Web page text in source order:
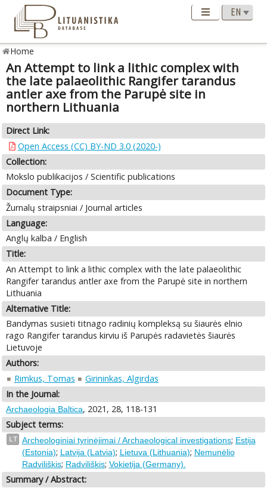
Home
An Attempt to link a lithic complex with
the late palaeolithic Rangifer tarandus
antler axe from the Parupė site in
northern Lithuania
Direct Link:
Open Access (CC) BY-ND 3.0 (2020-)
Collection:
Mokslo publikacijos / Scientific publications
Document Type:
Žurnalų straipsniai / Journal articles
Language:
Anglų kalba / English
Title:
An Attempt to link a lithic complex with the late palaeolithic
Rangifer tarandus antler axe from the Parupė site in northern
Lithuania
Alternative Title:
Bandymas susieti titnago radinių kompleksą su šiaurės elnio
rago Rangifer tarandus kirviu iš Parupės radavietės šiaurės
Lietuvoje
Authors:
Rimkus, Tomas
Girininkas, Algirdas
In the Journal:
Archaeologia Baltica, 2021, 28, 118-131
Subject terms:
LT Archeologiniai tyrinėjimai / Archaeological investigations; Estija
(Estonia); Latvija (Latvia); Lietuva (Lithuania); Nemunėlio
Radviliškis; Radviliškis; Vokietija (Germany).
Summary / Abstract: